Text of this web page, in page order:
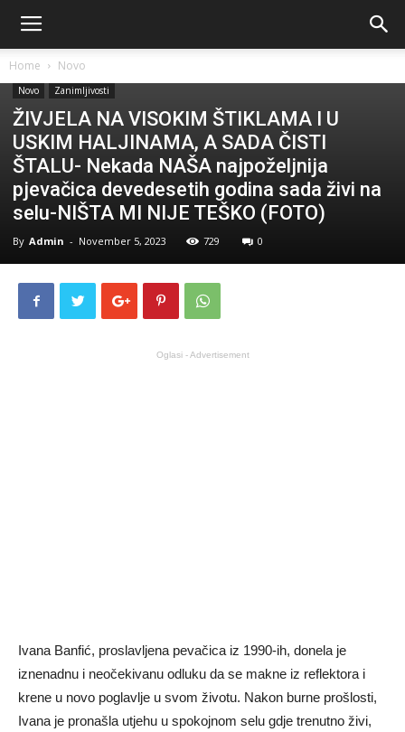
Home Novo
Novo Zanimljivosti
ŽIVJELA NA VISOKIM ŠTIKLAMA I U
USKIM HALJINAMA, A SADA ČISTI
ŠTALU- Nekada NAŠA najpoželjnija
pjevačica devedesetih godina sada živi na
selu-NIŠTA MI NIJE TEŠKO (FOTO)
By Admin - November 5, 2023 729 0
Oglasi - Advertisement
Ivana Banfić, proslavljena pevačica iz 1990-ih, donela je
iznenadnu i neočekivanu odluku da se makne iz reflektora i
krene u novo poglavlje u svom životu. Nakon burne prošlosti,
Ivana je pronašla utjehu u spokojnom selu gdje trenutno živi, ​​